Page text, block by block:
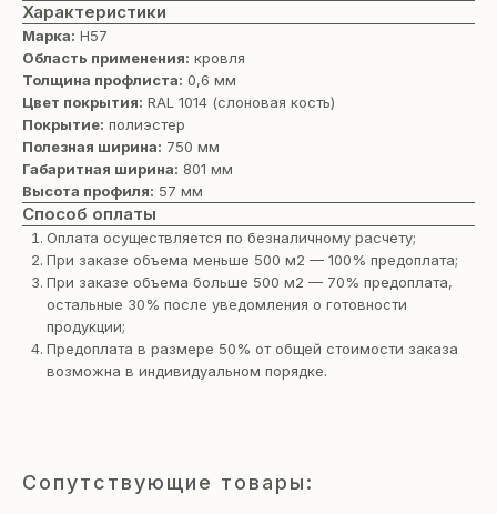
Характеристики
Марка: Н57
Область применения: кровля
Толщина профлиста: 0,6 мм
Цвет покрытия: RAL 1014 (cлоновая кость)
Покрытие: полиэстер
Полезная ширина: 750 мм
Габаритная ширина: 801 мм
Высота профиля: 57 мм
Способ оплаты
Оплата осуществляется по безналичному расчету;
При заказе объема меньше 500 м2 — 100% предоплата;
При заказе объема больше 500 м2 — 70% предоплата,
остальные 30% после уведомления о готовности
продукции;
Предоплата в размере 50% от общей стоимости заказа
возможна в индивидуальном порядке.
Сопутствующие товары: